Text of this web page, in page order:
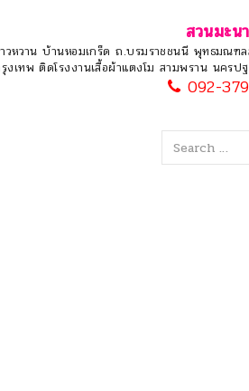
สวนมะน
วหวาน บ้านหอมเกร็ด ถ.บรมราชชนนี พุทธมณฑ
งเทพ ติดโรงงานเสื้อผ้าแตงโม สามพราน นครป
092-